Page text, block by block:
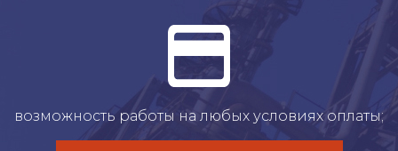
возможность работы на любых условиях оплаты;